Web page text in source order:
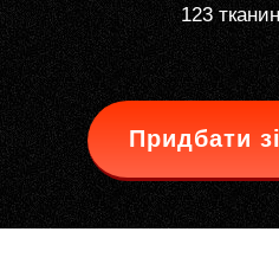
123 тканин
Придбати